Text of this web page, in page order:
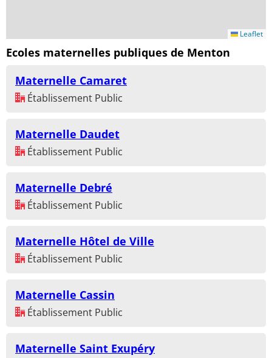
Leaflet
Ecoles maternelles publiques de Menton
Maternelle Camaret
Établissement Public
Maternelle Daudet
Établissement Public
Maternelle Debré
Établissement Public
Maternelle Hôtel de Ville
Établissement Public
Maternelle Cassin
Établissement Public
Maternelle Saint Exupéry